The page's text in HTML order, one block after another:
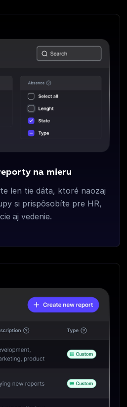
na mieru
len tie dáta, ktoré naozaj
si prispôsobíte pre HR,
aj vedenie.